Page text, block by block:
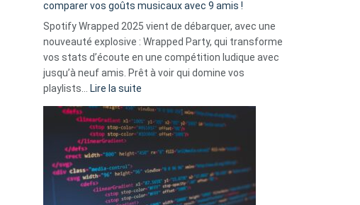
Solly
change
la
vie
sans-
abri
en
3
secondes
comparer vos goûts musicaux avec 9 amis !
Spotify Wrapped 2025 vient de débarquer, avec une
nouveauté explosive : Wrapped Party, qui transforme
vos stats d’écoute en une compétition ludique avec
jusqu’à neuf amis. Prêt à voir qui domine vos
playlists…
Lire la suite
Wrapped
2025
est
:
Le